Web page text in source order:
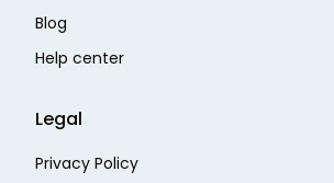
Blog
Help center
Legal
Privacy Policy